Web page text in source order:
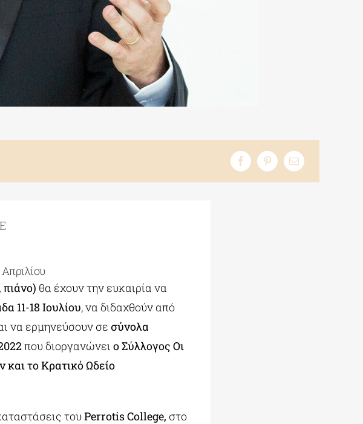
θα έχουν την ευκαιρία να
11-18 Ιουλίου, να διδαχθούν από
να ερμηνεύσουν σε σύνολα
που διοργανώνει ο Σύλλογος Οι
το Κρατικό Ωδείο
τουPerrotis College, στο